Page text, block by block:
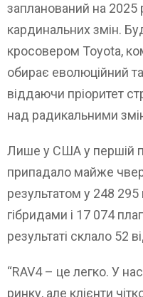
запланований на 2025
кардинальних змін.
кросовером Toyota,
обирає еволюційний
віддаючи пріоритет
над радикальними
Лише у США у першій
припадало майже
результатом у 248
гібридами і 17 074
результаті склало 52
“RAV4 – це легко. У
ринку, але клієнти